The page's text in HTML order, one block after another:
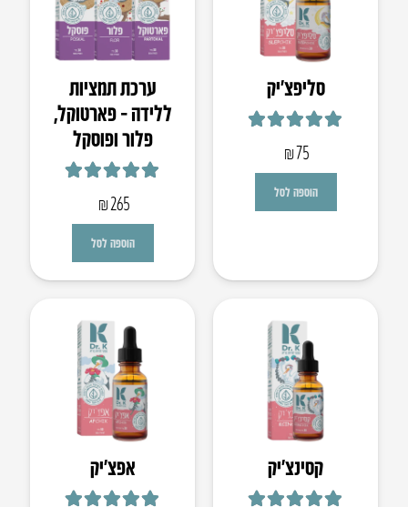
סליפצ’יק
₪75
הוספה לסל
ערכת תמציות
ללידה – פארטוקל,
פלור ופוסקל
₪265
הוספה לסל
קסינצ’יק אפצ’יק